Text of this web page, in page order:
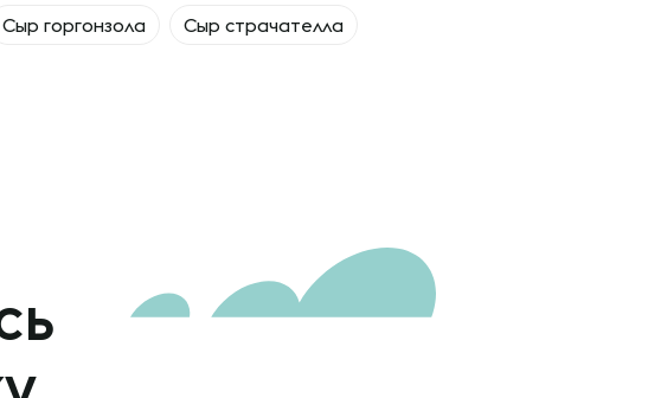
Сыр горгонзола Сыр страчателла